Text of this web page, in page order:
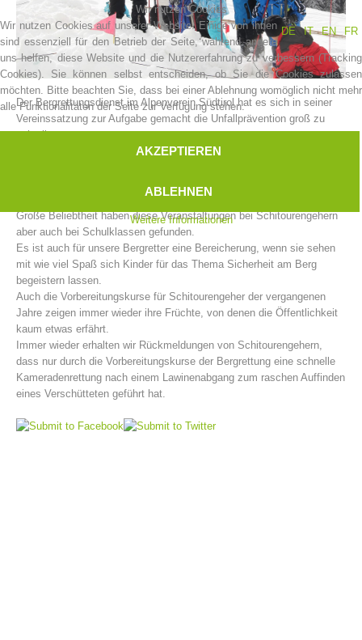
Vereinsgeschichte
Der Bergrettungsdienst im Alpenverein Südtirol hat es sich in seiner
Vereinssatzung zur Aufgabe gemacht die Unfallprävention groß zu
schreiben.
Im Stillen machen die Bergrettungsstellen Südtirols eine Aufgabe,
diverse Kampagnen für das sichere Winterbergsteigen.
Große Beliebtheit haben diese Veranstaltungen bei Schitourengehern
aber auch bei Schulklassen gefunden.
Es ist auch für unsere Bergretter eine Bereicherung, wenn sie sehen
mit wie viel Spaß sich Kinder für das Thema Sicherheit am Berg
begeistern lassen.
Auch die Vorbereitungskurse für Schitourengeher der vergangenen
Jahre zeigen immer wieder ihre Früchte, von denen die Öffentlichkeit
kaum etwas erfährt.
Immer wieder erhalten wir Rückmeldungen von Schitourengehern,
dass nur durch die Vorbereitungskurse der Bergrettung eine schnelle
Kameradenrettung nach einem Lawinenabgang zum raschen Auffinden
eines Verschütteten geführt hat.
Wir nutzen Cookies
DE
IT EN FR
Wir nutzen Cookies auf unserer Website. Einige von ihnen
sind essenziell für den Betrieb der Seite, während andere
uns helfen, diese Website und die Nutzererfahrung zu verbessern (Tracking
Cookies). Sie können selbst entscheiden, ob Sie die Cookies zulassen
möchten. Bitte beachten Sie, dass bei einer Ablehnung womöglich nicht mehr
alle Funktionalitäten der Seite zur Verfügung stehen.
AKZEPTIEREN
ABLEHNEN
Weitere Informationen